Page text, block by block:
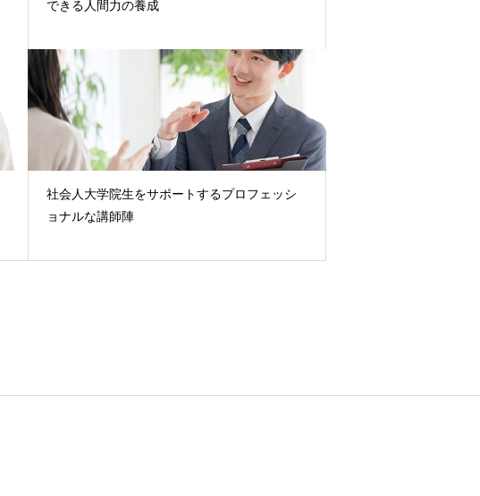
できる人間力の養成
社会人大学院生をサポートするプロフェッシ
ョナルな講師陣